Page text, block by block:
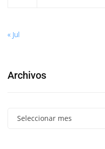
« Jul
Archivos
Seleccionar mes